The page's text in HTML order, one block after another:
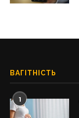
ВАГІТНІСТЬ
1